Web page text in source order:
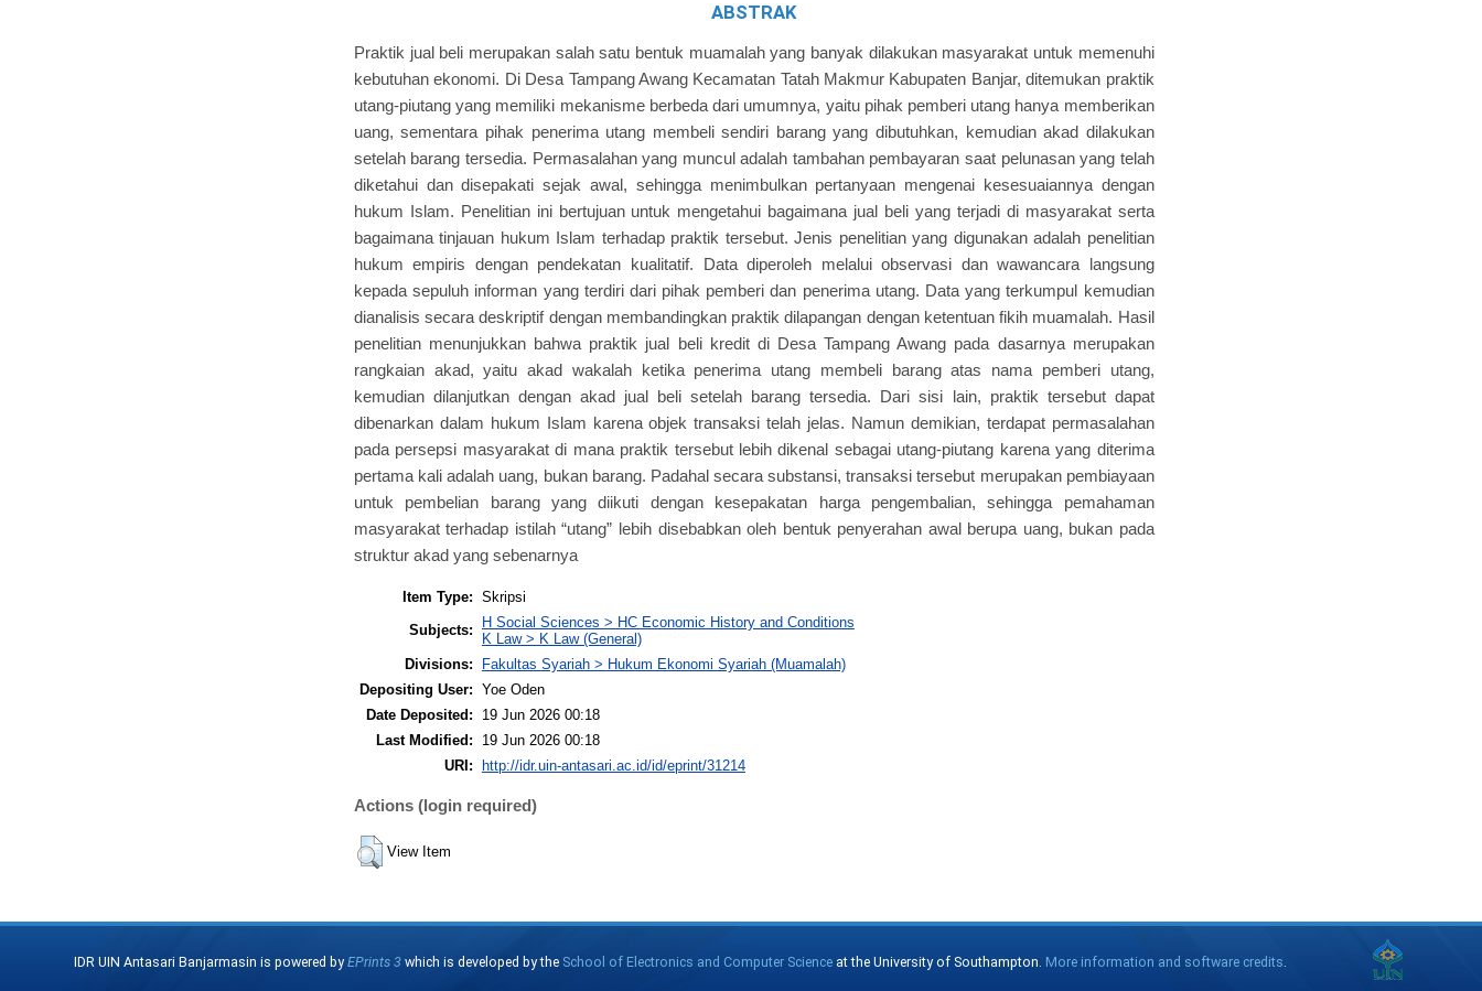
ABSTRAK
Praktik jual beli merupakan salah satu bentuk muamalah yang banyak dilakukan masyarakat untuk memenuhi
kebutuhan ekonomi. Di Desa Tampang Awang Kecamatan Tatah Makmur Kabupaten Banjar, ditemukan praktik
utang-piutang yang memiliki mekanisme berbeda dari umumnya, yaitu pihak pemberi utang hanya memberikan
uang, sementara pihak penerima utang membeli sendiri barang yang dibutuhkan, kemudian akad dilakukan
setelah barang tersedia. Permasalahan yang muncul adalah tambahan pembayaran saat pelunasan yang telah
diketahui dan disepakati sejak awal, sehingga menimbulkan pertanyaan mengenai kesesuaiannya dengan
hukum Islam. Penelitian ini bertujuan untuk mengetahui bagaimana jual beli yang terjadi di masyarakat serta
bagaimana tinjauan hukum Islam terhadap praktik tersebut. Jenis penelitian yang digunakan adalah penelitian
hukum empiris dengan pendekatan kualitatif. Data diperoleh melalui observasi dan wawancara langsung
kepada sepuluh informan yang terdiri dari pihak pemberi dan penerima utang. Data yang terkumpul kemudian
dianalisis secara deskriptif dengan membandingkan praktik dilapangan dengan ketentuan fikih muamalah. Hasil
penelitian menunjukkan bahwa praktik jual beli kredit di Desa Tampang Awang pada dasarnya merupakan
rangkaian akad, yaitu akad wakalah ketika penerima utang membeli barang atas nama pemberi utang,
kemudian dilanjutkan dengan akad jual beli setelah barang tersedia. Dari sisi lain, praktik tersebut dapat
dibenarkan dalam hukum Islam karena objek transaksi telah jelas. Namun demikian, terdapat permasalahan
pada persepsi masyarakat di mana praktik tersebut lebih dikenal sebagai utang-piutang karena yang diterima
pertama kali adalah uang, bukan barang. Padahal secara substansi, transaksi tersebut merupakan pembiayaan
untuk pembelian barang yang diikuti dengan kesepakatan harga pengembalian, sehingga pemahaman
masyarakat terhadap istilah “utang” lebih disebabkan oleh bentuk penyerahan awal berupa uang, bukan pada
struktur akad yang sebenarnya
Item Type: Skripsi
Subjects:
H Social Sciences > HC Economic History and Conditions
K Law > K Law (General)
Divisions:
Fakultas Syariah > Hukum Ekonomi Syariah (Muamalah)
Depositing User: Yoe Oden
Date Deposited:
19 Jun 2026 00:18
Last Modified:
19 Jun 2026 00:18
URI: http://idr.uin-antasari.ac.id/id/eprint/31214
Actions (login required)
View Item
IDR UIN Antasari Banjarmasin is powered byEPrints 3 which is developed by the School of Electronics and Computer Science at the University of Southampton. More information and software credits.